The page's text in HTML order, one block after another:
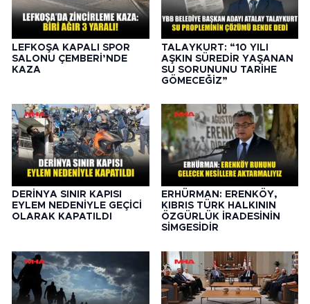
LEFKOŞA KAPALI SPOR
SALONU ÇEMBERİ’NDE
KAZA
TALAYKURT: “10 YILI
AŞKIN SÜREDİR YAŞANAN
SU SORUNUNU TARİHE
GÖMECEĞİZ”
DERİNYA SINIR KAPISI
EYLEM NEDENİYLE GEÇİCİ
OLARAK KAPATILDI
ERHÜRMAN: ERENKÖY,
KIBRIS TÜRK HALKININ
ÖZGÜRLÜK İRADESİNİN
SİMGESİDİR